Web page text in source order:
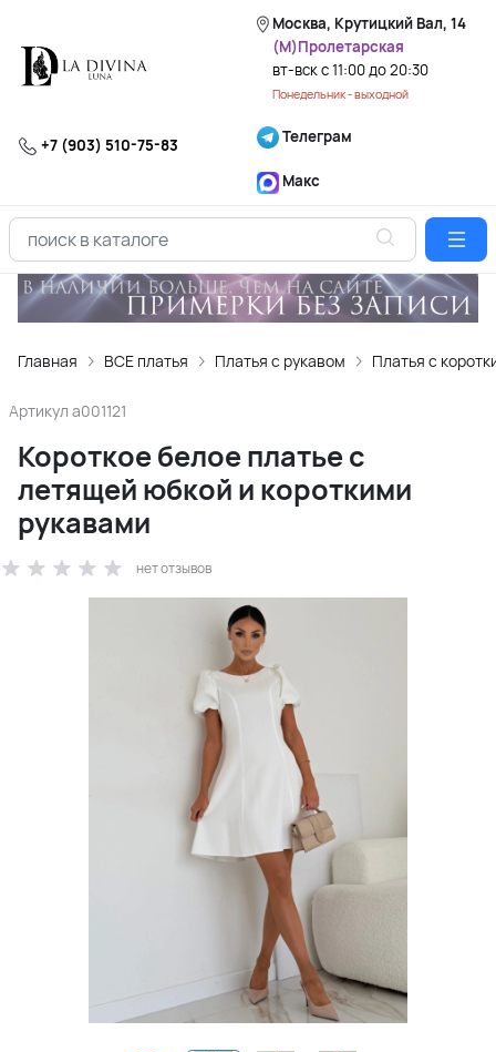
Москва, Крутицкий Вал, 14
(М)Пролетарская
вт-вск с 11:00 до 20:30
Понедельник - выходной
+7 (903) 510-75-83 Телеграм
Макс
Главная ВСЕ платья Платья с рукавом Платья с
Артикул a001121
Короткое белое платье с
летящей юбкой и короткими
рукавами
нет отзывов